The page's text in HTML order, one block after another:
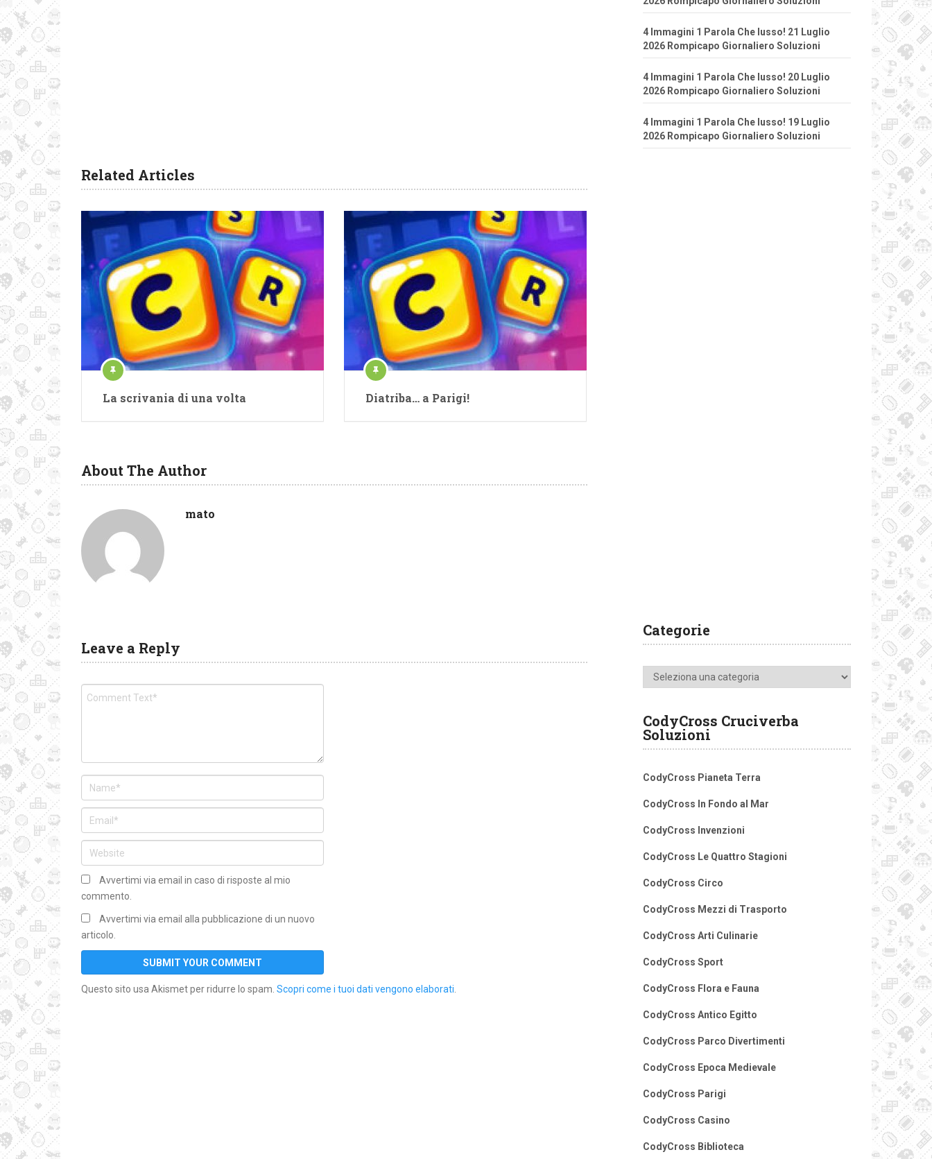
Related Articles
La scrivania di una volta Diatriba… a Parigi!
About The Author
mato
Leave a Reply
Avvertimi via email in caso di risposte al mio
commento.
Avvertimi via email alla pubblicazione di un nuovo
articolo.
Questo sito usa Akismet per ridurre lo spam. Scopri come i tuoi dati vengono elaborati
4 Immagini 1 Parola Che lusso! 21 Luglio
2026 Rompicapo Giornaliero Soluzioni
4 Immagini 1 Parola Che lusso! 20 Luglio
2026 Rompicapo Giornaliero Soluzioni
4 Immagini 1 Parola Che lusso! 19 Luglio
2026 Rompicapo Giornaliero Soluzioni
Categorie
Categorie
CodyCross Cruciverba
Soluzioni
CodyCross Pianeta Terra
CodyCross In Fondo al Mar
CodyCross Invenzioni
CodyCross Le Quattro Stagioni
CodyCross Circo
CodyCross Mezzi di Trasporto
CodyCross Arti Culinarie
CodyCross Sport
CodyCross Flora e Fauna
CodyCross Antico Egitto
CodyCross Parco Divertimenti
CodyCross Epoca Medievale
CodyCross Parigi
CodyCross Casino
CodyCross Biblioteca